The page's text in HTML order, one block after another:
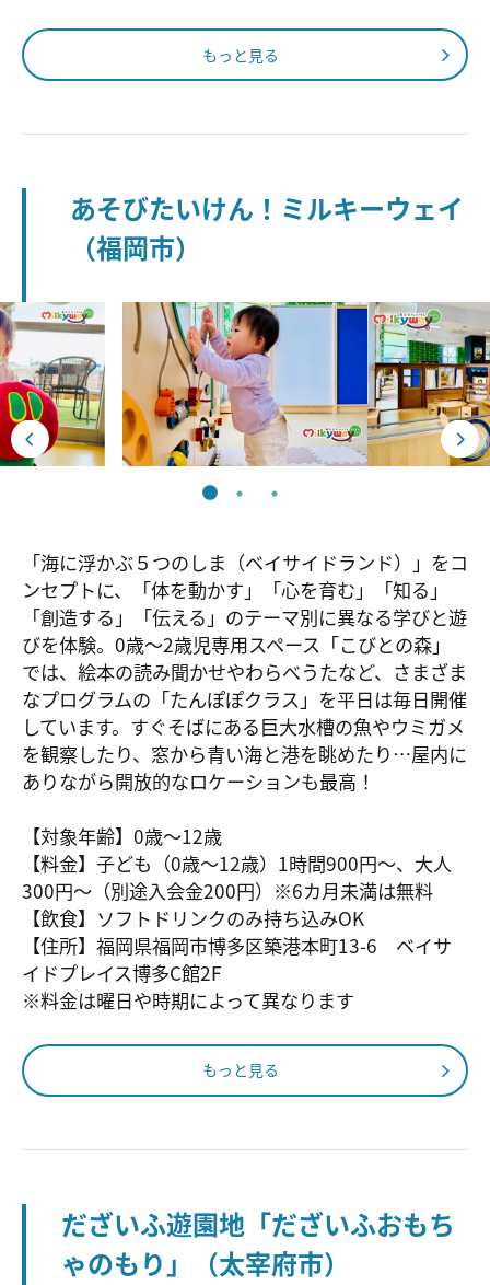
もっと見る
あそびたいけん！ミルキーウェイ
（福岡市）
「海に浮かぶ５つのしま（ベイサイドランド）」をコ
ンセプトに、「体を動かす」「心を育む」「知る」
「創造する」「伝える」のテーマ別に異なる学びと遊
びを体験。0歳〜2歳児専用スペース「こびとの森」
では、絵本の読み聞かせやわらべうたなど、さまざま
なプログラムの「たんぽぽクラス」を平日は毎日開催
しています。すぐそばにある巨大水槽の魚やウミガメ
を観察したり、窓から青い海と港を眺めたり…屋内に
ありながら開放的なロケーションも最高！
【対象年齢】0歳～12歳
【料金】子ども（0歳～12歳）1時間900円～、大人
300円～（別途入会金200円）※6カ月未満は無料
【飲食】ソフトドリンクのみ持ち込みOK
【住所】福岡県福岡市博多区築港本町13-6 ベイサ
イドプレイス博多C館2F
※料金は曜日や時期によって異なります
もっと見る
だざいふ遊園地「だざいふおもち
ゃのもり」（太宰府市）